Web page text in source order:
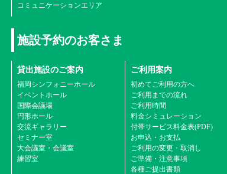
コミュニケーションエリア
施設予約のお客さま
貸出施設のご案内
福岡シンフォニーホール
イベントホール
国際会議場
円形ホール
交流ギャラリー
セミナー室
大会議室・会議室
練習室
ご利用案内
初めてご利用の方へ
ご利用までの流れ
ご利用時間
料金シミュレーション
付帯サービス料金表(PDF)
お申込・お支払
ご利用の変更・取消し
ご準備・注意事項
各種ご提出書類